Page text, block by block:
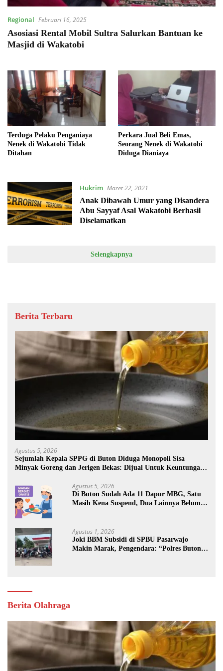
Regional Februari 16, 2025
Asosiasi Rental Mobil Sultra Salurkan Bantuan ke
Masjid di Wakatobi
Terduga Pelaku Penganiaya
Nenek di Wakatobi Tidak
Ditahan
Perkara Jual Beli Emas,
Seorang Nenek di Wakatobi
Diduga Dianiaya
Hukrim Maret 22, 2021
Anak Dibawah Umur yang Disandera
Abu Sayyaf Asal Wakatobi Berhasil
Diselamatkan
Selengkapnya
Berita Terbaru
Agustus 5, 2026
Sejumlah Kepala SPPG di Buton Diduga Monopoli Sisa
Minyak Goreng dan Jerigen Bekas: Dijual Untuk Keuntungan
Agustus 5, 2026
Di Buton Sudah Ada 11 Dapur MBG, Satu
Masih Kena Suspend, Dua Lainnya Belum
Agustus 1, 2026
Joki BBM Subsidi di SPBU Pasarwajo
Makin Marak, Pengendara: “Polres Buton
Berita Olahraga